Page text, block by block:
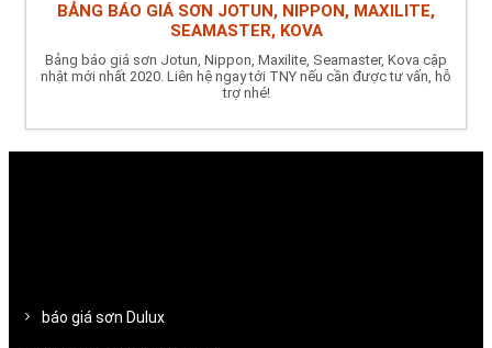
BẢNG BÁO GIÁ SƠN JOTUN, NIPPON, MAXILITE,
SEAMASTER, KOVA
Bảng báo giá sơn Jotun, Nippon, Maxilite, Seamaster, Kova cập
nhật mới nhất 2020. Liên hệ ngay tới TNY nếu cần được tư vấn, hỗ
trợ nhé!
báo giá sơn Dulux